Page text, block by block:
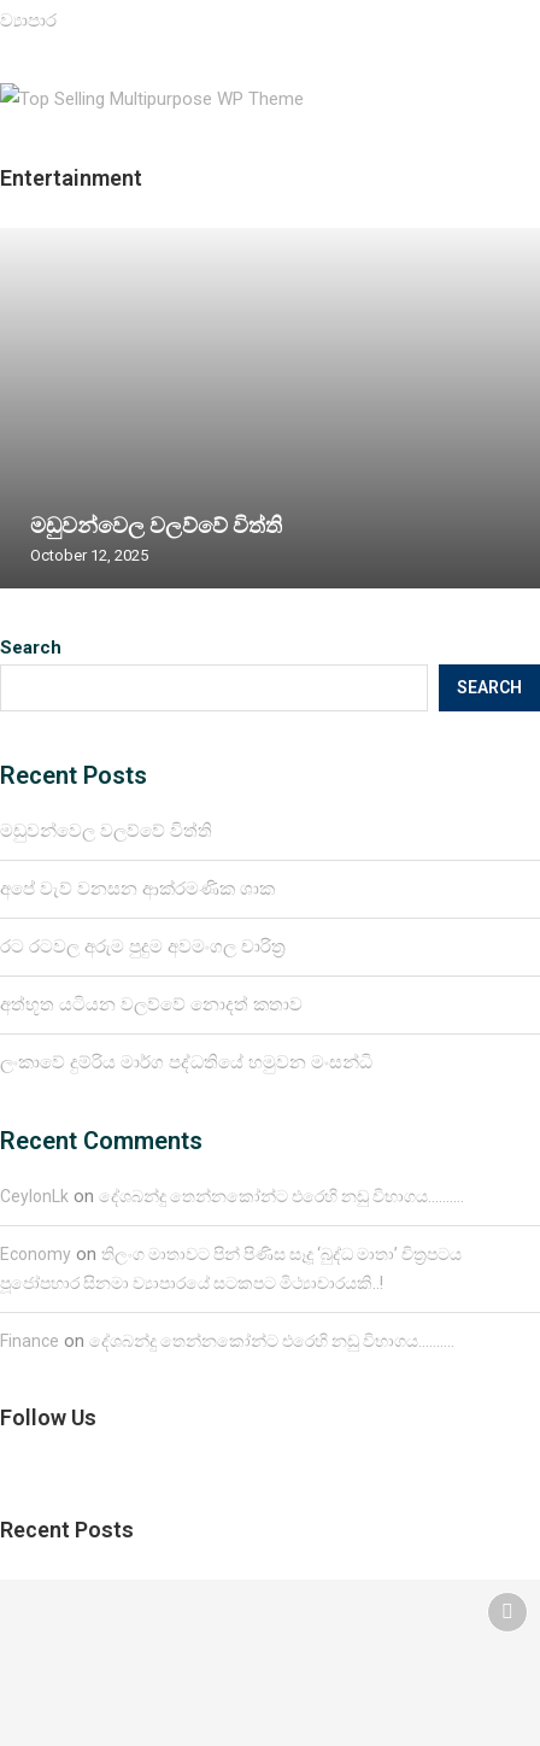
Search
SEARCH
Recent Posts
මඩුවන්වෙල වලව්වේ විත්ති
අපේ වැව් වනසන ආක්රමණික ශාක
රට රටවල අරුම පුදුම අවමංගල චාරිත්‍ර
අත්භූත යටියන වලව්වේ නොදත් කතාව
ලංකාවේ දුම්රිය මාර්ග පද්ධතියේ හමුවන මංසන්ධි
Recent Comments
CeylonLk on දේශබන්දු තෙන්නකෝන්ට එරෙහි නඩු විභාගය……….
Economy on තිලංග මාතාවට පින් පිණිස සෑදූ ‘බුද්ධ මාතා’ චිත්‍රපටය
පූජෝපහාර සිනමා ව්‍යාපාරයේ සටකපට මිථ්‍යාචාරයකි..!
Finance on දේශබන්දු තෙන්නකෝන්ට එරෙහි නඩු විභාගය……….
Follow Us
Recent Posts
ව්‍යාපාර
Entertainment
මඩුවන්වෙල වලව්වේ විත්ති
October 12, 2025